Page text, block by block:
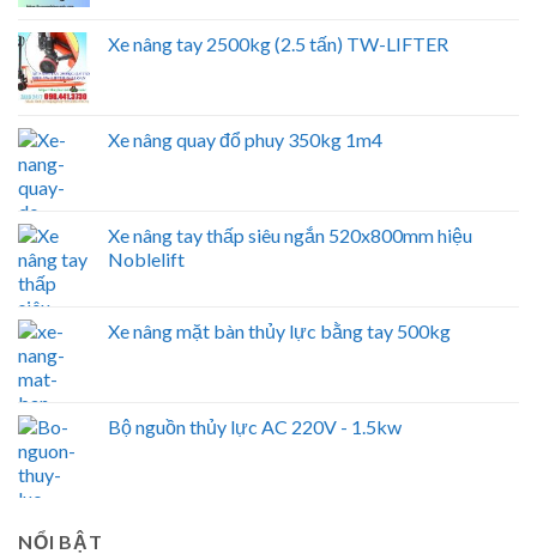
Xe nâng tay 2500kg (2.5 tấn) TW-LIFTER
Xe nâng quay đổ phuy 350kg 1m4
Xe nâng tay thấp siêu ngắn 520x800mm hiệu
Noblelift
Xe nâng mặt bàn thủy lực bằng tay 500kg
Bộ nguồn thủy lực AC 220V - 1.5kw
NỔI BẬT